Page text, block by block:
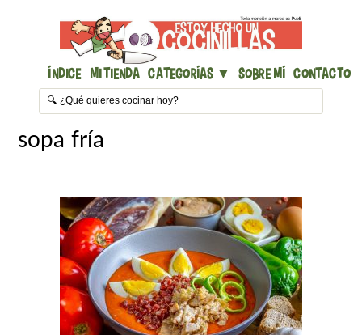
Índice Mi Tienda Categorías ▼ Sobre mí Contacto
sopa fría